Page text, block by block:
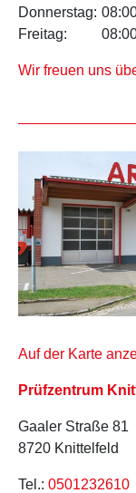
Donnerstag:
Freitag:
Wir freuen uns
Auf der Karte
Prüfzentrum
Gaaler Straße 81
8720 Knittelfeld
Tel.: 0501232610